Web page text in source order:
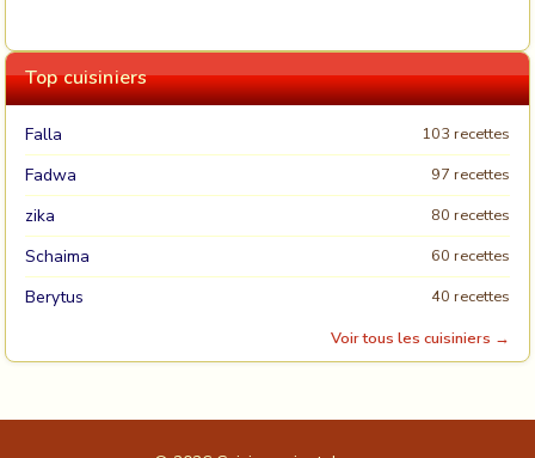
Top cuisiniers
Falla 103 recettes
Fadwa 97 recettes
zika 80 recettes
Schaima 60 recettes
Berytus
40 recettes
Voir tous les cuisiniers →